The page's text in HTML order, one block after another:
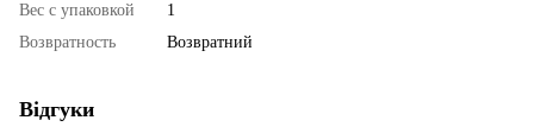
Вес с упаковкой
1
Возвратность
Возвратний
Відгуки